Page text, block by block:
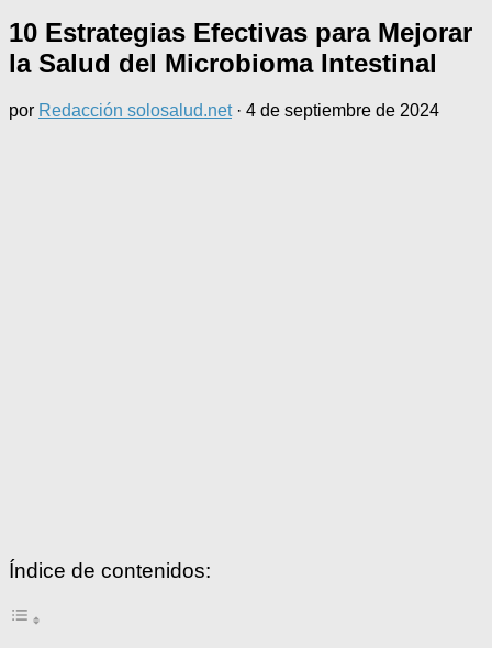
10 Estrategias Efectivas para Mejorar
la Salud del Microbioma Intestinal
por Redacción solosalud.net · 4 de septiembre de 2024
Índice de contenidos: